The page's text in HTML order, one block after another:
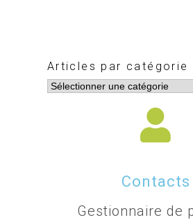
Articles par catégorie
Contacts
Gestionnaire de